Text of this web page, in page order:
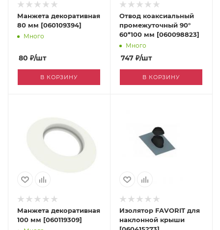
Манжета декоративная
80 мм [060109394]
Много
80 ₽/шт
В КОРЗИНУ
Отвод коаксиальный
промежуточный 90°
60*100 мм [060098823]
Много
747 ₽/шт
В КОРЗИНУ
Манжета декоративная
100 мм [060119309]
Изолятор FAVORIT для
наклонной крыши